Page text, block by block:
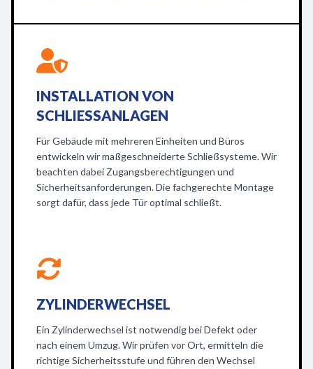
INSTALLATION VON
SCHLIESSANLAGEN
Für Gebäude mit mehreren Einheiten und Büros
entwickeln wir maßgeschneiderte Schließsysteme. Wir
beachten dabei Zugangsberechtigungen und
Sicherheitsanforderungen. Die fachgerechte Montage
sorgt dafür, dass jede Tür optimal schließt.
ZYLINDERWECHSEL
Ein Zylinderwechsel ist notwendig bei Defekt oder
nach einem Umzug. Wir prüfen vor Ort, ermitteln die
richtige Sicherheitsstufe und führen den Wechsel